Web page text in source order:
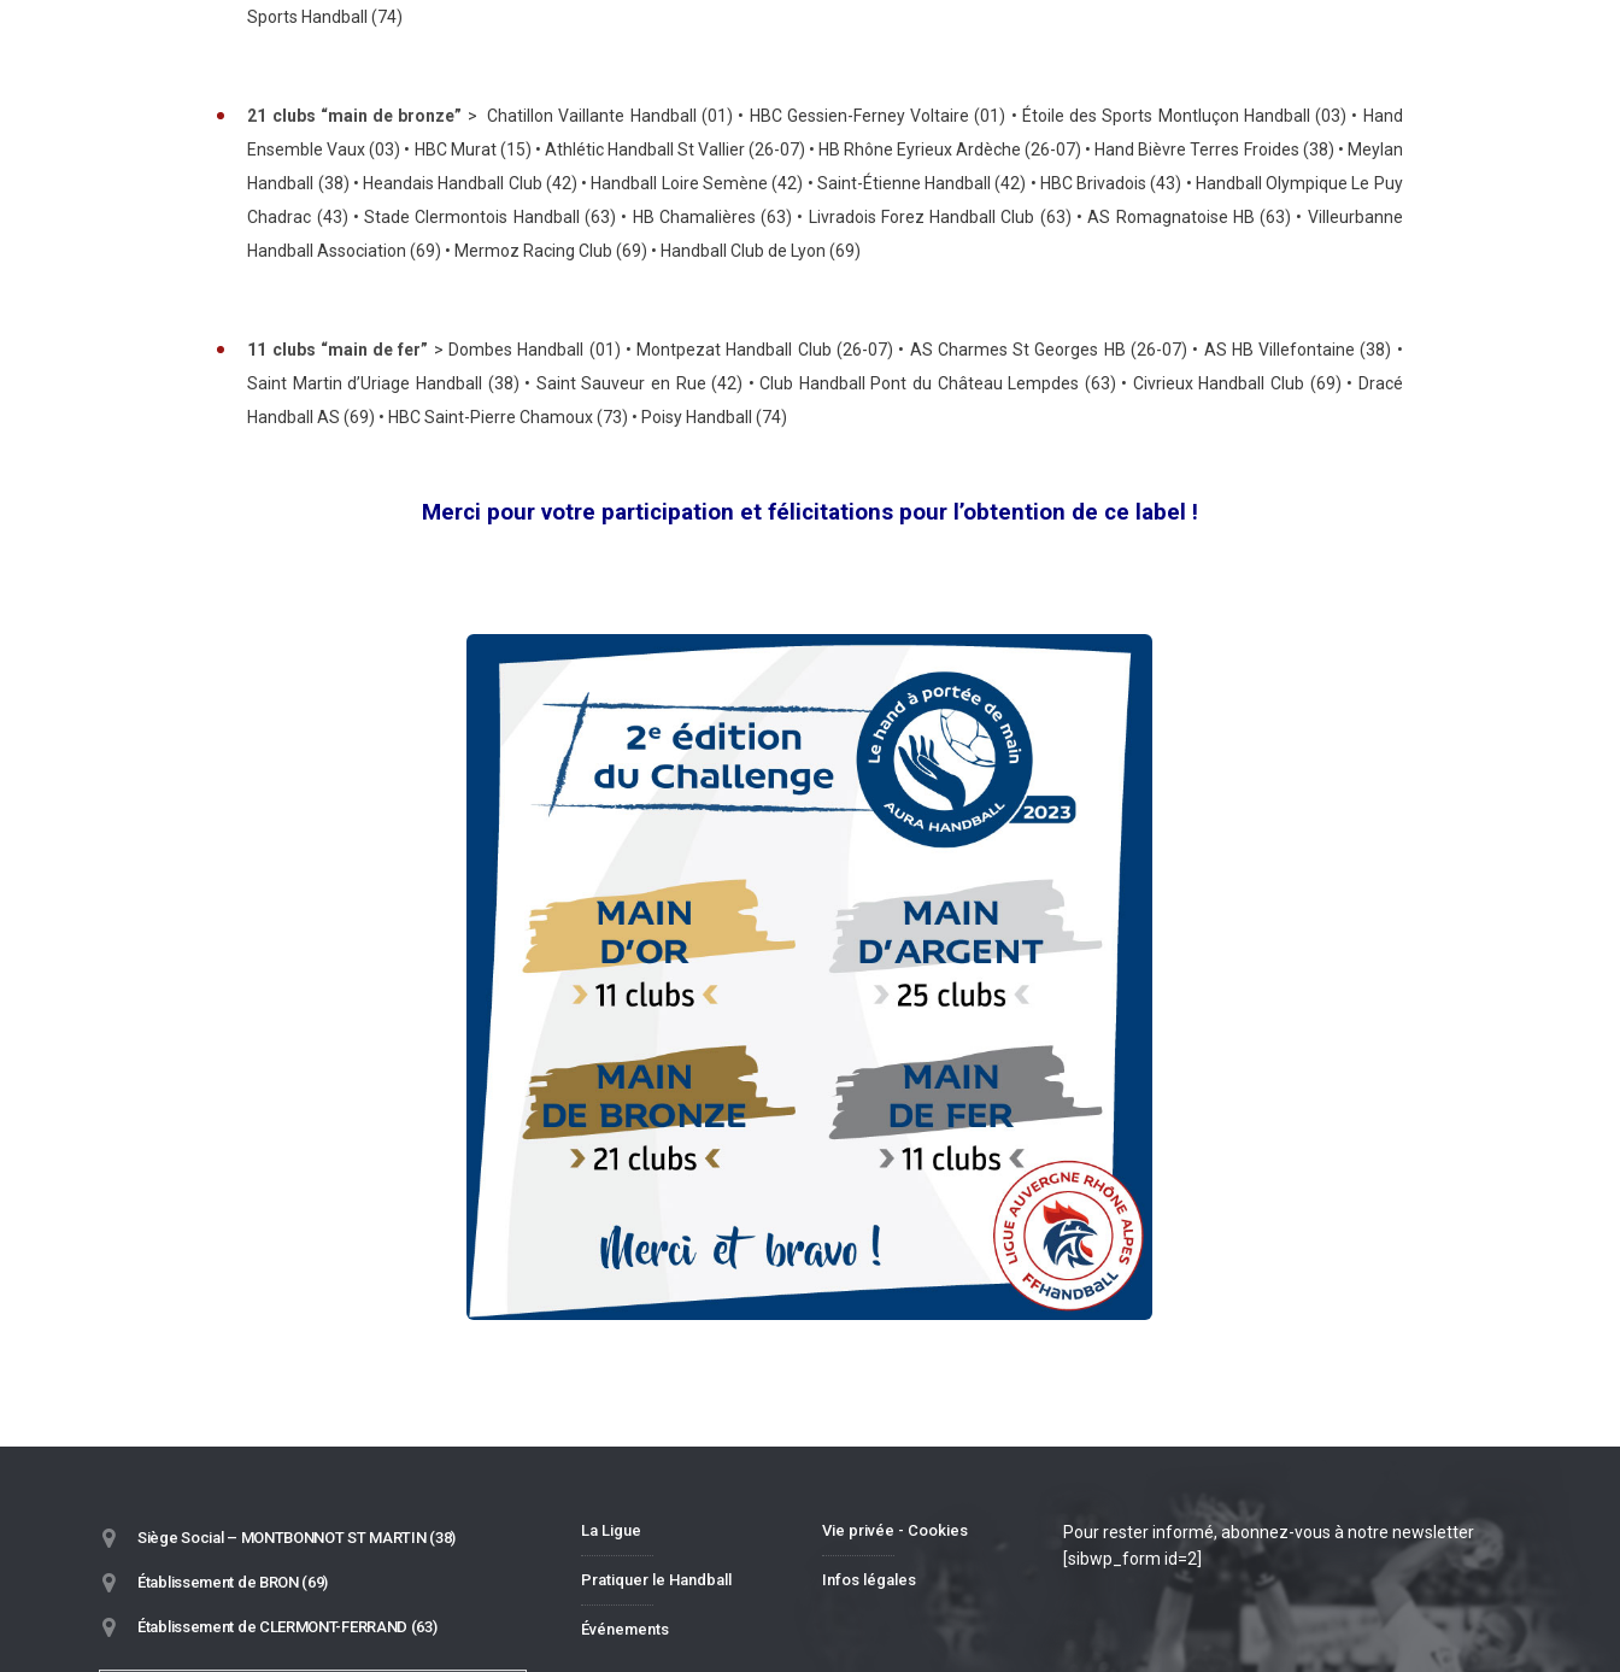
Sports Handball (74)
21 clubs “main de bronze” > Chatillon Vaillante Handball (01) • HBC Gessien-Ferney Voltaire (01) • Étoile des Sports Montluçon Handball (03) • Hand
Ensemble Vaux (03) • HBC Murat (15) • Athlétic Handball St Vallier (26-07) • HB Rhône Eyrieux Ardèche (26-07) • Hand Bièvre Terres Froides (38) • Meylan
Handball (38) • Heandais Handball Club (42) • Handball Loire Semène (42) • Saint-Étienne Handball (42) • HBC Brivadois (43) • Handball Olympique Le Puy
Chadrac (43) • Stade Clermontois Handball (63) • HB Chamalières (63) • Livradois Forez Handball Club (63) • AS Romagnatoise HB (63) • Villeurbanne
Handball Association (69) • Mermoz Racing Club (69) • Handball Club de Lyon (69)
11 clubs “main de fer” > Dombes Handball (01) • Montpezat Handball Club (26-07) • AS Charmes St Georges HB (26-07) • AS HB Villefontaine (38) •
Saint Martin d’Uriage Handball (38) • Saint Sauveur en Rue (42) • Club Handball Pont du Château Lempdes (63) • Civrieux Handball Club (69) • Dracé
Handball AS (69) • HBC Saint-Pierre Chamoux (73) • Poisy Handball (74)
Merci pour votre participation et félicitations pour l’obtention de ce label !
Siège Social – MONTBONNOT ST MARTIN (38)
Établissement de BRON (69)
Établissement de CLERMONT-FERRAND (63)
La Ligue
Pratiquer le Handball
Événements
Vie privée - Cookies
Infos légales
Pour rester informé, abonnez-vous à notre newsletter
[sibwp_form id=2]